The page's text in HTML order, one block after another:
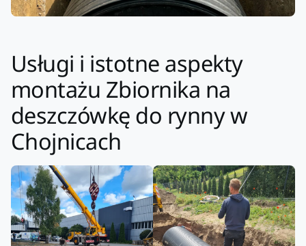
Usługi i istotne aspekty
montażu Zbiornika na
deszczówkę do rynny w
Chojnicach